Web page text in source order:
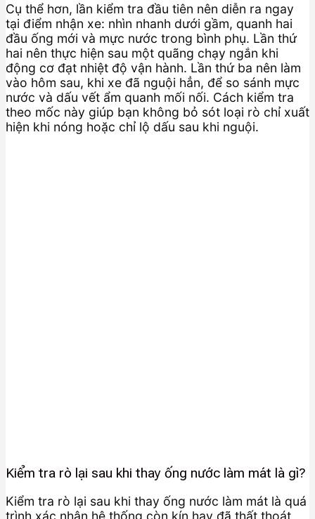
Cụ thể hơn, lần kiểm tra đầu tiên nên diễn ra ngay
tại điểm nhận xe: nhìn nhanh dưới gầm, quanh hai
đầu ống mới và mực nước trong bình phụ. Lần thứ
hai nên thực hiện sau một quãng chạy ngắn khi
động cơ đạt nhiệt độ vận hành. Lần thứ ba nên làm
vào hôm sau, khi xe đã nguội hẳn, để so sánh mực
nước và dấu vết ẩm quanh mối nối. Cách kiểm tra
theo mốc này giúp bạn không bỏ sót loại rò chỉ xuất
hiện khi nóng hoặc chỉ lộ dấu sau khi nguội.
Kiểm tra rò lại sau khi thay ống nước làm mát là gì?
Kiểm tra rò lại sau khi thay ống nước làm mát là quá
trình xác nhận hệ thống còn kín hay đã thất thoát